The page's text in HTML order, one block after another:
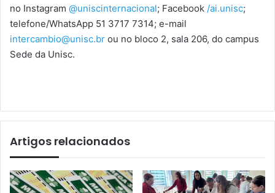
no Instagram @uniscinternacional; Facebook /ai.unisc;
telefone/WhatsApp 51 3717 7314; e-mail
intercambio@unisc.br ou no bloco 2, sala 206, do campus
Sede da Unisc.
Artigos relacionados